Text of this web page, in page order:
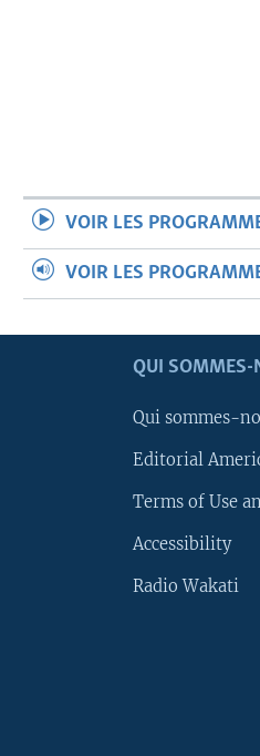
VOIR LES
VOIR LES
QUI SOMMES-
Qui sommes-
Editorial
Terms of Use
Accessibility
Radio Wakati